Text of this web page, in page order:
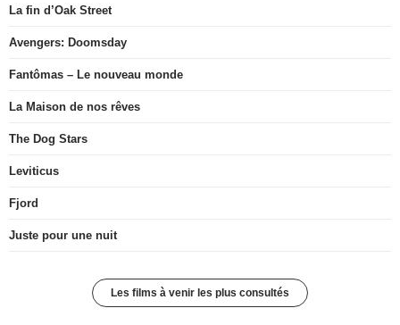
La fin d’Oak Street
Avengers: Doomsday
Fantômas – Le nouveau monde
La Maison de nos rêves
The Dog Stars
Leviticus
Fjord
Juste pour une nuit
Les films à venir les plus consultés